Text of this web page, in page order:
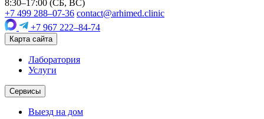
8:30–17:00 (СБ, ВС)
+7 499 288–07-36 contact@arhimed.clinic
+7 967 222–84-74
Карта сайта
Лаборатория
Услуги
Сервисы
Выезд на дом